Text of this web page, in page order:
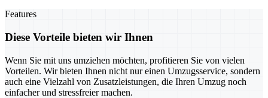
Features
Diese Vorteile bieten wir Ihnen
Wenn Sie mit uns umziehen möchten, profitieren Sie von vielen
Vorteilen. Wir bieten Ihnen nicht nur einen Umzugsservice, sondern
auch eine Vielzahl von Zusatzleistungen, die Ihren Umzug noch
einfacher und stressfreier machen.